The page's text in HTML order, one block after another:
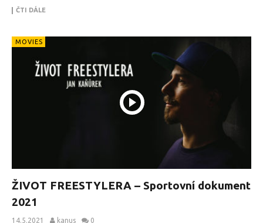
ČTI DÁLE
MOVIES
ŽIVOT FREESTYLERA – Sportovní dokument
2021
14.5.2021 kanus 0